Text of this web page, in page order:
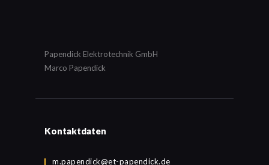
Papendick Elektrotechnik GmbH
Marco Papendick
Kontaktdaten
m.papendick@et-papendick.de